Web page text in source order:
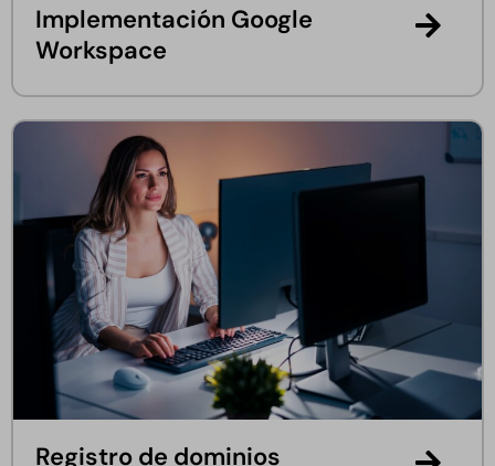
Implementación Google
Workspace
Registro de dominios